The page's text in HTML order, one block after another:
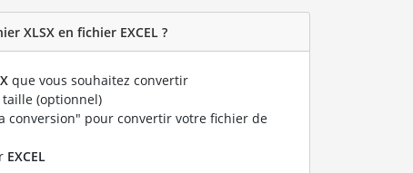
XLSX en fichier EXCEL ?
que vous souhaitez convertir
(optionnel)
conversion" pour convertir votre fichier de
EXCEL